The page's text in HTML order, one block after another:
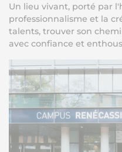
Un lieu vivant, porté par
professionnalisme et la
talents, trouver son
avec confiance et